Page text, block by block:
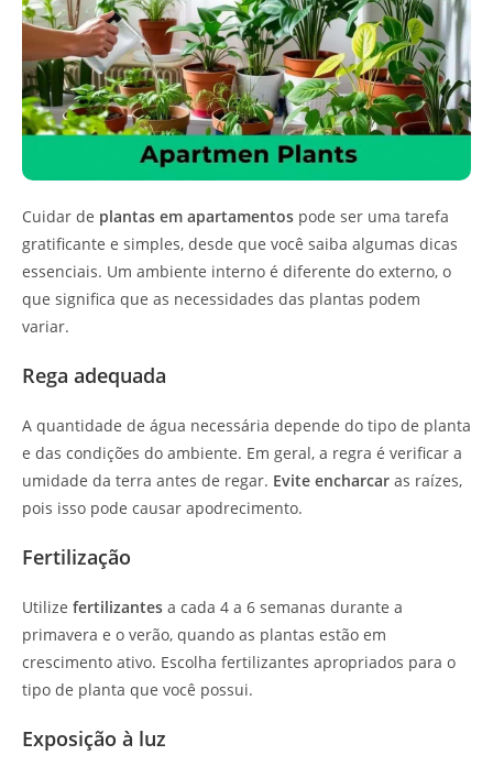
Cuidar de plantas em apartamentos pode ser uma tarefa
gratificante e simples, desde que você saiba algumas dicas
essenciais. Um ambiente interno é diferente do externo, o
que significa que as necessidades das plantas podem
variar.
Rega adequada
A quantidade de água necessária depende do tipo de planta
e das condições do ambiente. Em geral, a regra é verificar a
umidade da terra antes de regar. Evite encharcar as raízes,
pois isso pode causar apodrecimento.
Fertilização
Utilize fertilizantes a cada 4 a 6 semanas durante a
primavera e o verão, quando as plantas estão em
crescimento ativo. Escolha fertilizantes apropriados para o
tipo de planta que você possui.
Exposição à luz